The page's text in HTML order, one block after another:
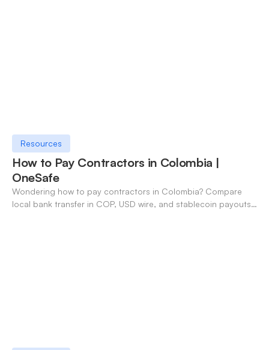
Resources
How to Pay Contractors in Colombia |
OneSafe
Wondering how to pay contractors in Colombia? Compare
local bank transfer in COP, USD wire, and stablecoin payouts.